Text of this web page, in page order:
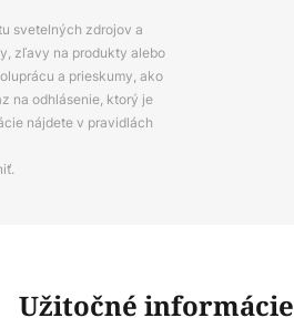
svetelných zdrojov a
zľavy na produkty alebo
a prieskumy, ako
na odhlásenie, ktorý je
nájdete v pravidlách
Užitočné informácie